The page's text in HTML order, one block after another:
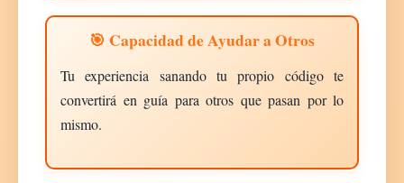
🎯 Capacidad de Ayudar a Otros
Tu experiencia sanando tu propio código te
convertirá en guía para otros que pasan por lo
mismo.